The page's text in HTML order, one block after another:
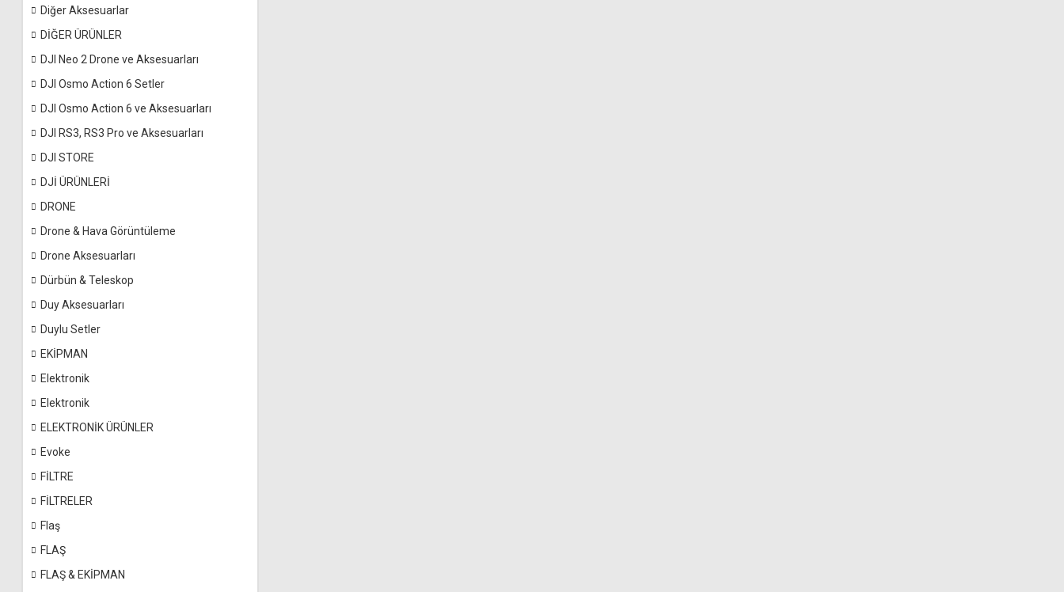
Diğer Aksesuarlar
DİĞER ÜRÜNLER
DJI Neo 2 Drone ve Aksesuarları
DJI Osmo Action 6 Setler
DJI Osmo Action 6 ve Aksesuarları
DJI RS3, RS3 Pro ve Aksesuarları
DJI STORE
DJİ ÜRÜNLERİ
DRONE
Drone & Hava Görüntüleme
Drone Aksesuarları
Dürbün & Teleskop
Duy Aksesuarları
Duylu Setler
EKİPMAN
Elektronik
Elektronik
ELEKTRONİK ÜRÜNLER
Evoke
FİLTRE
FİLTRELER
Flaş
FLAŞ
FLAŞ & EKİPMAN